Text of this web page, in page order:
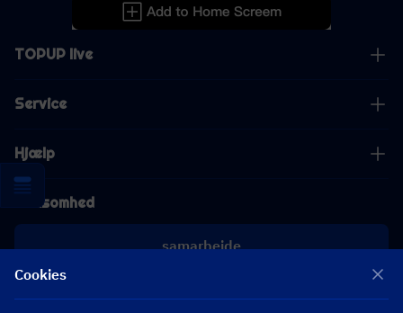
TOPUP live
Service
Hjælp
Virksomhed
samarbejde
Cookies